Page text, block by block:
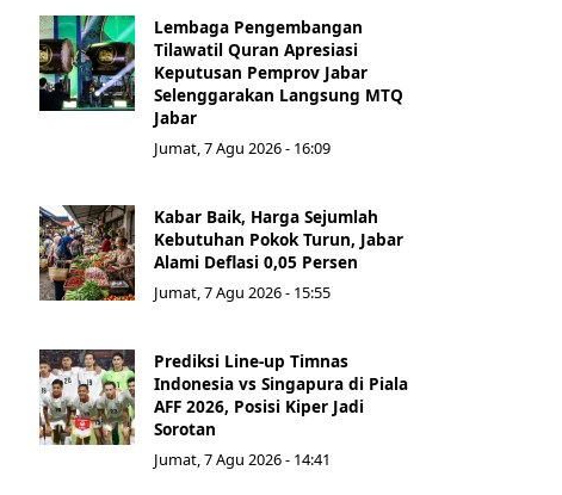
Lembaga Pengembangan
Tilawatil Quran Apresiasi
Keputusan Pemprov Jabar
Selenggarakan Langsung MTQ
Jabar
Jumat, 7 Agu 2026 - 16:09
Kabar Baik, Harga Sejumlah
Kebutuhan Pokok Turun, Jabar
Alami Deflasi 0,05 Persen
Jumat, 7 Agu 2026 - 15:55
Prediksi Line-up Timnas
Indonesia vs Singapura di Piala
AFF 2026, Posisi Kiper Jadi
Sorotan
Jumat, 7 Agu 2026 - 14:41